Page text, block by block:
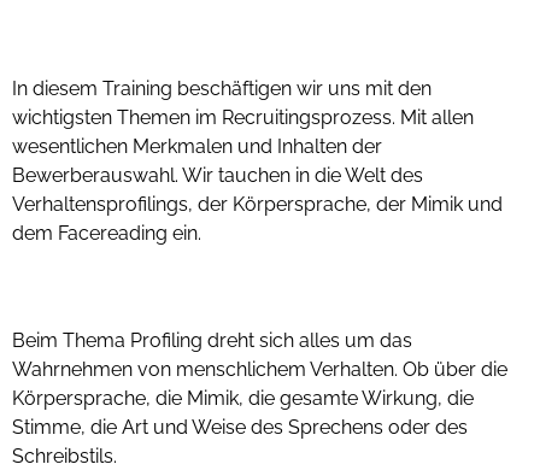
In diesem Training beschäftigen wir uns mit den
wichtigsten Themen im Recruitingsprozess. Mit allen
wesentlichen Merkmalen und Inhalten der
Bewerberauswahl. Wir tauchen in die Welt des
Verhaltensprofilings, der Körpersprache, der Mimik und
dem Facereading ein.
Beim Thema Profiling dreht sich alles um das
Wahrnehmen von menschlichem Verhalten. Ob über die
Körpersprache, die Mimik, die gesamte Wirkung, die
Stimme, die Art und Weise des Sprechens oder des
Schreibstils.